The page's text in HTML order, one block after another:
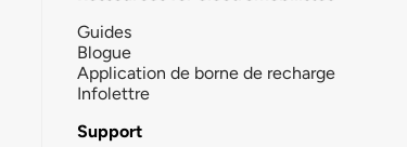
Guides
Blogue
Application de borne de recharge
Infolettre
Support